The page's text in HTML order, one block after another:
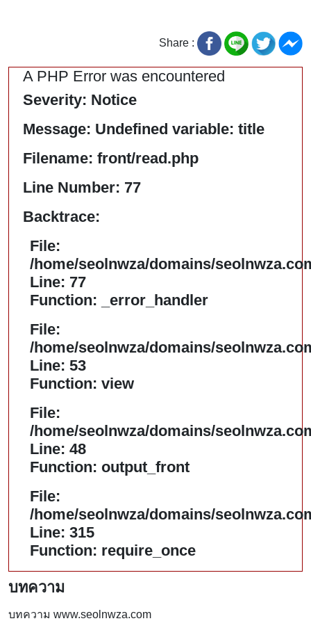
Share :
A PHP Error was encountered
Severity: Notice
Message: Undefined variable: title
Filename: front/read.php
Line Number: 77
Backtrace:
File:
/home/seolnwza/domains/
Line: 77
Function: _error_handler
File:
/home/seolnwza/domains/
Line: 53
Function: view
File:
/home/seolnwza/domains/
Line: 48
Function: output_front
File:
/home/seolnwza/domains/
Line: 315
Function: require_once
บทความ
บทความ www.seolnwza.com